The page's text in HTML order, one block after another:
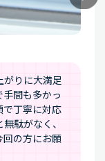
なかったか
りに大満足
間も多かっ
で丁寧に対応
駄がなく、
回の方にお願